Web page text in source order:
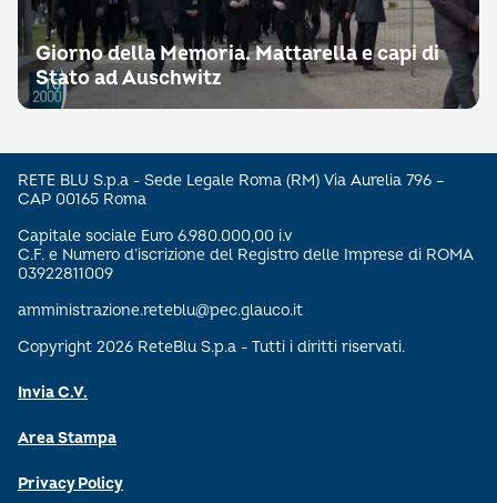
Giorno della Memoria. Mattarella e capi di
Stato ad Auschwitz
RETE BLU S.p.a - Sede Legale Roma (RM) Via Aurelia 796 –
CAP 00165 Roma
Capitale sociale Euro 6.980.000,00 i.v
C.F. e Numero d’iscrizione del Registro delle Imprese di ROMA
03922811009
amministrazione.reteblu@pec.glauco.it
Copyright 2026 ReteBlu S.p.a - Tutti i diritti riservati.
Invia C.V.
Area Stampa
Privacy Policy